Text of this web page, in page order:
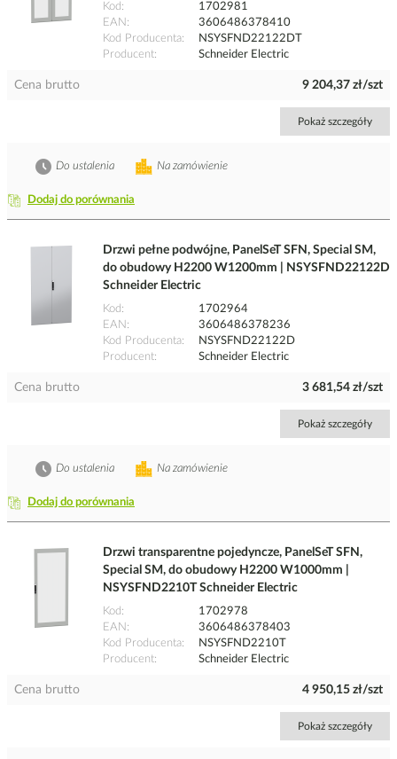
Kod
1702981
EAN
3606486378410
Kod Producenta
NSYSFND22122DT
Producent
Schneider Electric
Cena brutto 9 204,37 zł/szt
Pokaż szczegóły
Dodaj do porównania
Na zamówienie
Do ustalenia
Drzwi pełne podwójne, PanelSeT SFN, Special SM,
do obudowy H2200 W1200mm | NSYSFND22122D
Schneider Electric
Kod
1702964
EAN
3606486378236
Kod Producenta
NSYSFND22122D
Producent
Schneider Electric
Cena brutto 3 681,54 zł/szt
Pokaż szczegóły
Dodaj do porównania
Na zamówienie
Do ustalenia
Drzwi transparentne pojedyncze, PanelSeT SFN,
Special SM, do obudowy H2200 W1000mm |
NSYSFND2210T Schneider Electric
Kod
1702978
EAN
3606486378403
Kod Producenta
NSYSFND2210T
Producent
Schneider Electric
Cena brutto 4 950,15 zł/szt
Pokaż szczegóły